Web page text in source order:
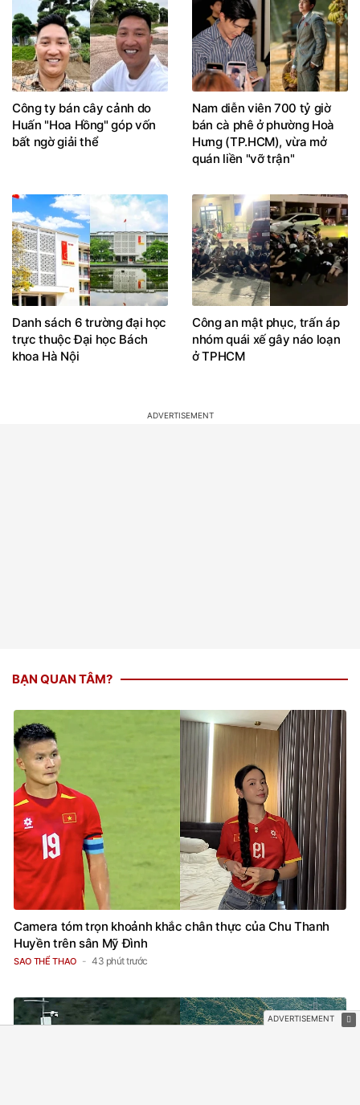
Công ty bán cây cảnh do
Huấn "Hoa Hồng" góp vốn
bất ngờ giải thể
Nam diễn viên 700 tỷ giờ
bán cà phê ở phường Hoà
Hưng (TP.HCM), vừa mở
quán liền "vỡ trận"
Danh sách 6 trường đại học
trực thuộc Đại học Bách
khoa Hà Nội
Công an mật phục, trấn áp
nhóm quái xế gây náo loạn
ở TPHCM
BẠN QUAN TÂM?
Camera tóm trọn khoảnh khắc chân thực của Chu Thanh
Huyền trên sân Mỹ Đình
SAO THỂ THAO 43 phút trước